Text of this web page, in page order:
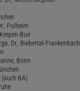
Pulheim
Buir
Dr., Biebertal-Frankenbach
Bonn
(auch BA)